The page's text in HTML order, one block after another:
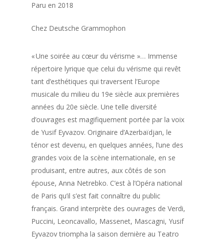
Paru en 2018
Chez Deutsche Grammophon
« Une soirée au cœur du vérisme »… Immense
répertoire lyrique que celui du vérisme qui revêt
tant d’esthétiques qui traversent l’Europe
musicale du milieu du 19e siècle aux premières
années du 20e siècle. Une telle diversité
d’ouvrages estmagifiquement portée par la voix
deYusif Eyvazov. Originaire d’Azerbaïdjan, le
ténor est devenu, en quelques années, l’une des
grandes voix de la scène internationale, en se
produisant, entre autres, aux côtés de son
épouse, Anna Netrebko. C’est à l’Opéra national
de Paris qu’il s’est fait connaître du public
français. Grand interprète des ouvrages de Verdi,
Puccini, Leoncavallo, Massenet, Mascagni,Yusif
Eyvazovtriompha la saison dernière au Teatro